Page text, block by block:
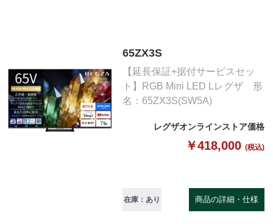
65ZX3S
【延長保証+据付サービスセッ
ト】RGB Mini LED Lレグザ 形
名：65ZX3S(SW5A)
レグザオンラインストア価格
￥418,000 (税込)
在庫：あり 商品の詳細・仕様